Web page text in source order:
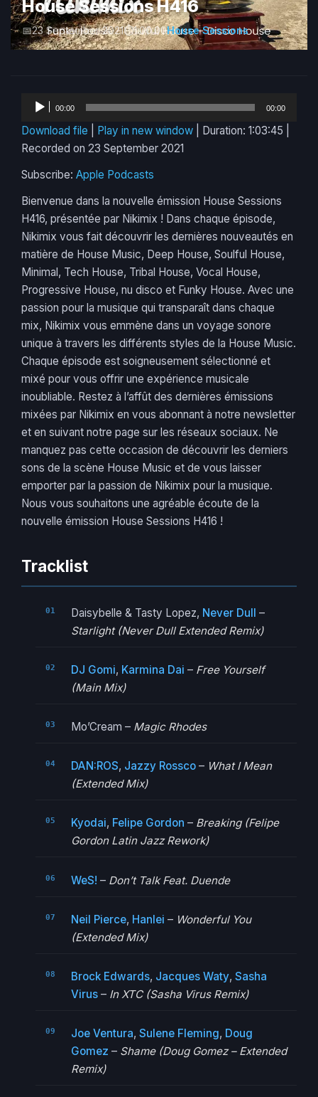
House Sessions H416
23 September 2021 1:00:00House Sessions
Audio
00:00 00:00
Download file Play in new window Duration: 1:03:45
Recorded on 23 September 2021
Subscribe: Apple Podcasts
Bienvenue dans la nouvelle émission House Sessions
H416, présentée par Nikimix ! Dans chaque épisode,
Nikimix vous fait découvrir les dernières nouveautés en
matière de House Music, Deep House, Soulful House,
Minimal, Tech House, Tribal House, Vocal House,
Progressive House, nu disco et Funky House. Avec une
passion pour la musique qui transparaît dans chaque
mix, Nikimix vous emmène dans un voyage sonore
unique à travers les différents styles de la House Music.
Chaque épisode est soigneusement sélectionné et
mixé pour vous offrir une expérience musicale
inoubliable. Restez à l’affût des dernières émissions
mixées par Nikimix en vous abonnant à notre newsletter
et en suivant notre page sur les réseaux sociaux. Ne
manquez pas cette occasion de découvrir les derniers
sons de la scène House Music et de vous laisser
emporter par la passion de Nikimix pour la musique.
Nous vous souhaitons une agréable écoute de la
nouvelle émission House Sessions H416 !
Tracklist
Daisybelle & Tasty Lopez, Never Dull –
Starlight (Never Dull Extended Remix)
DJ Gomi, Karmina Dai – Free Yourself
(Main Mix)
Mo’Cream – Magic Rhodes
DAN:ROS, Jazzy Rossco– What I Mean
(Extended Mix)
Kyodai, Felipe Gordon – Breaking (Felipe
Gordon Latin Jazz Rework)
WeS! – Don’t Talk Feat. Duende
Neil Pierce, Hanlei – Wonderful You
(Extended Mix)
Brock Edwards, Jacques Waty, Sasha
Virus– In XTC (Sasha Virus Remix)
Joe Ventura, Sulene Fleming, Doug
Gomez – Shame (Doug Gomez – Extended
Remix)